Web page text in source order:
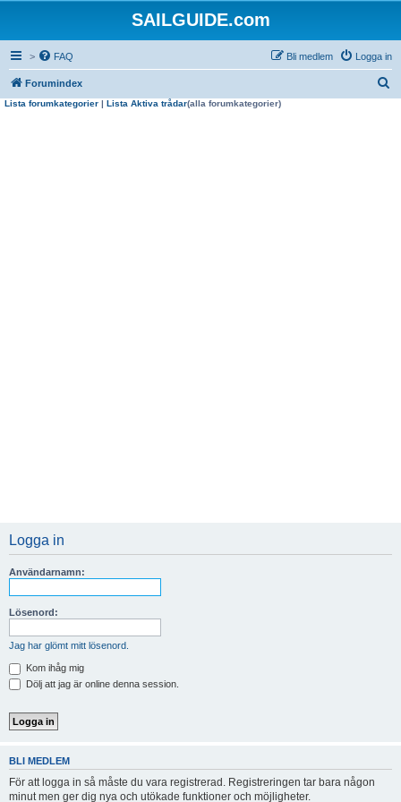
SAILGUIDE.com
> FAQ Logga in
Bli medlem
Forumindex
Lista forumkategorier | Lista Aktiva trådar(alla forumkategorier)
Logga in
Användarnamn:
Lösenord:
Jag har glömt mitt lösenord.
Kom ihåg mig
Dölj att jag är online denna session.
BLI MEDLEM
För att logga in så måste du vara registrerad. Registreringen tar bara någon
minut men ger dig nya och utökade funktioner och möjligheter.